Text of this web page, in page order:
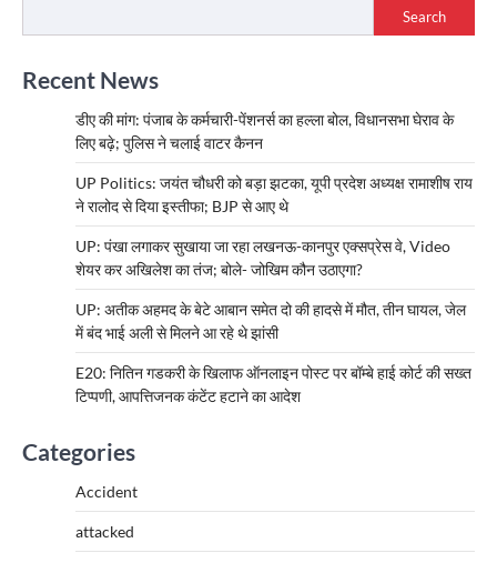
Search
Recent News
डीए की मांग: पंजाब के कर्मचारी-पेंशनर्स का हल्ला बोल, विधानसभा घेराव के
लिए बढ़े; पुलिस ने चलाई वाटर कैनन
UP Politics: जयंत चौधरी को बड़ा झटका, यूपी प्रदेश अध्यक्ष रामाशीष राय
ने रालोद से दिया इस्तीफा; BJP से आए थे
UP: पंखा लगाकर सुखाया जा रहा लखनऊ-कानपुर एक्सप्रेस वे, Video
शेयर कर अखिलेश का तंज; बोले- जोखिम कौन उठाएगा?
UP: अतीक अहमद के बेटे आबान समेत दो की हादसे में मौत, तीन घायल, जेल
में बंद भाई अली से मिलने आ रहे थे झांसी
E20: नितिन गडकरी के खिलाफ ऑनलाइन पोस्ट पर बॉम्बे हाई कोर्ट की सख्त
टिप्पणी, आपत्तिजनक कंटेंट हटाने का आदेश
Categories
Accident
attacked